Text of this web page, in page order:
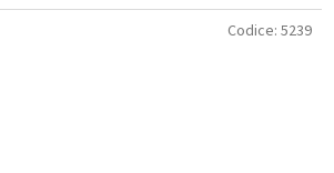
Codice: 5239